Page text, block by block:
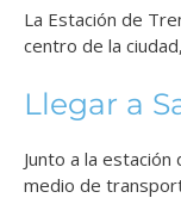
La Estación de
centro de la
Llegar a
Junto a la
medio de